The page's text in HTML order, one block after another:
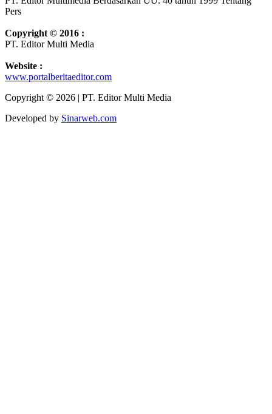
Pers
Copyright © 2016 :
PT. Editor Multi Media
Website :
www.portalberitaeditor.com
Copyright © 2026 | PT. Editor Multi Media
Developed by Sinarweb.com